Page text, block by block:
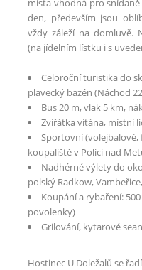
místa vhodná pro
den, především jsou
vždy záleží na domluvě.
(na jídelním lístku i s
Celoroční turistika do
plavecký bazén (Náchod
Bus 20 m, vlak 5 km,
Zvířátka vítána, místní
Sportovní (volejbalové,
koupaliště v Polici nad
Nadhérné výlety do
polský Radkow,
Koupání a rybaření:
povolenky)
Grilování, kytarové
Hostinec U Doležalů se